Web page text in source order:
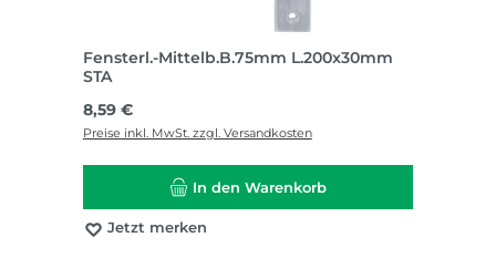
Fensterl.-Mittelb.B.75mm L.200x30mm
STA
Regulärer Preis:
8,59 €
Preise inkl. MwSt. zzgl. Versandkosten
In den Warenkorb
Jetzt merken